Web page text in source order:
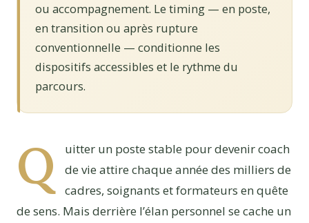
ou accompagnement. Le timing — en poste,
en transition ou après rupture
conventionnelle — conditionne les
dispositifs accessibles et le rythme du
parcours.
Q
uitter un poste stable pour devenir coach
de vie attire chaque année des milliers de
cadres, soignants et formateurs en quête
de sens. Mais derrière l’élan personnel se cache un